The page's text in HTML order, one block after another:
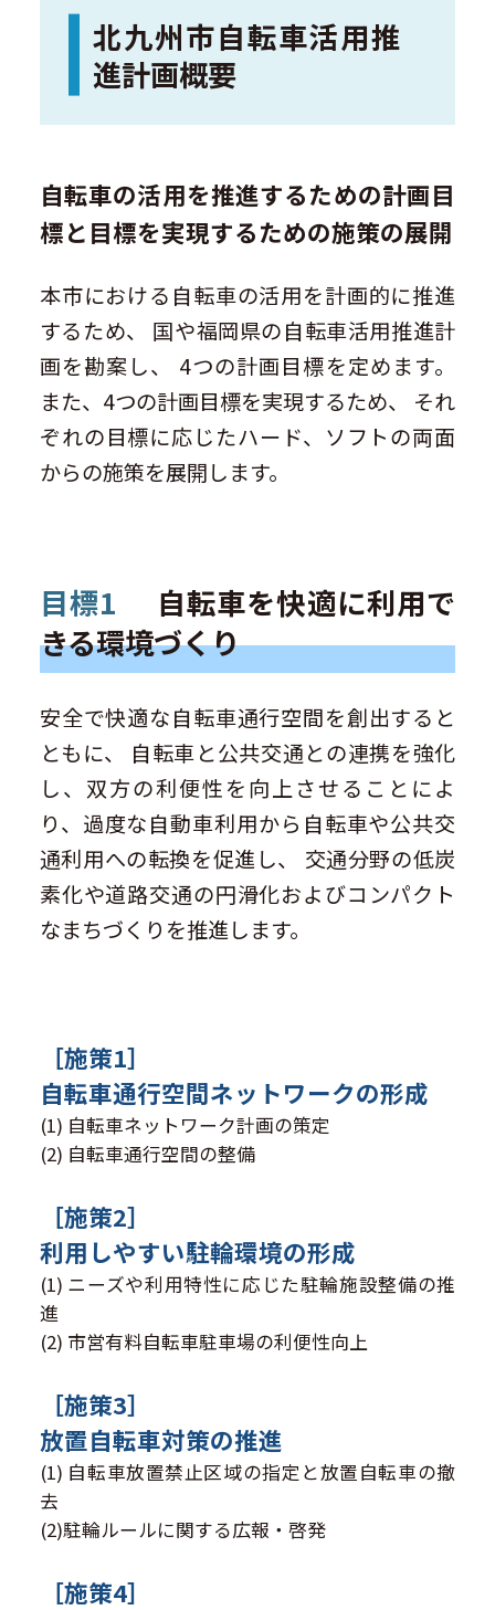
北九州市自転車活用推
進計画概要
自転車の活用を推進するための計画目
標と目標を実現するための施策の展開
本市における自転車の活用を計画的に推進
するため、 国や福岡県の自転車活用推進計
画を勘案し、 4つの計画目標を定めます。
また、4つの計画目標を実現するため、 それ
ぞれの目標に応じたハード、ソフトの両面
からの施策を展開します。
目標1
自転車を快適に利用で
きる環境づくり
安全で快適な自転車通行空間を創出すると
ともに、 自転車と公共交通との連携を強化
し、双方の利便性を向上させることによ
り、過度な自動車利用から自転車や公共交
通利用への転換を促進し、 交通分野の低炭
素化や道路交通の円滑化およびコンパクト
なまちづくりを推進します。
［施策1］
自転車通行空間ネットワークの形成
(1) 自転車ネットワーク計画の策定
(2) 自転車通行空間の整備
［施策2］
利用しやすい駐輪環境の形成
(1) ニーズや利用特性に応じた駐輪施設整備の推
進
(2) 市営有料自転車駐車場の利便性向上
［施策3］
放置自転車対策の推進
(1) 自転車放置禁止区域の指定と放置自転車の撤
去
(2)駐輪ルールに関する広報・啓発
［施策4］